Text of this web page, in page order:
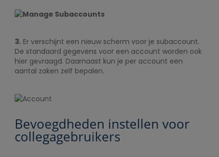
3. Er verschijnt een nieuw scherm voor je subaccount.
De standaard gegevens voor een account worden ook
hier gevraagd. Daarnaast kun je per account een
aantal zaken zelf bepalen.
Bevoegdheden instellen voor
collegagebruikers